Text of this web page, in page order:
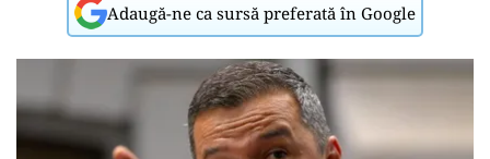
Adaugă-ne ca sursă preferată în Google